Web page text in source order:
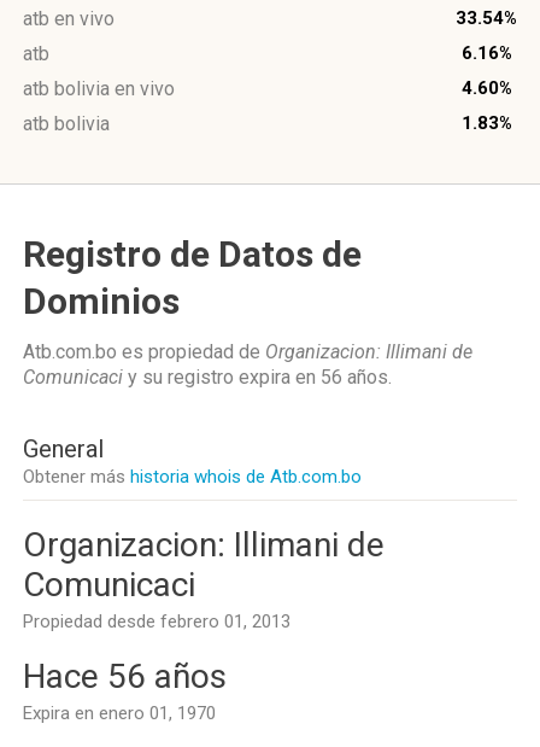
atb en vivo 33.54%
atb 6.16%
atb bolivia en vivo 4.60%
atb bolivia 1.83%
Registro de Datos de
Dominios
Atb.com.bo es propiedad de Organizacion: Illimani de
Comunicaci y su registro expira en 56 años.
General
Obtener más historia whois de Atb.com.bo
Organizacion: Illimani de
Comunicaci
Propiedad desde febrero 01, 2013
Hace 56 años
Expira en enero 01, 1970